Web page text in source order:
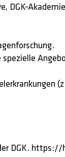
DGK-
spezielle
DGK.